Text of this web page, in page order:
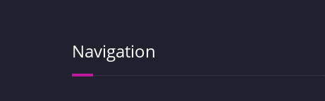
Navigation